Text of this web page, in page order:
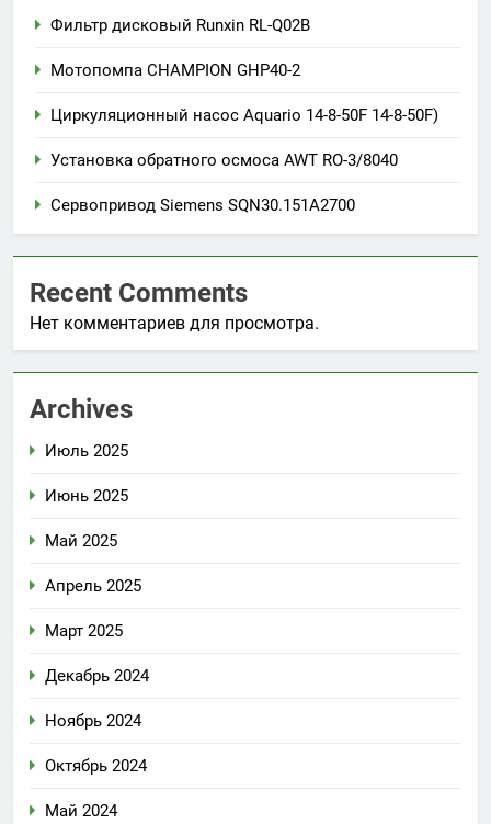
Фильтр дисковый Runxin RL-Q02B
Мотопомпа CHAMPION GHP40-2
Циркуляционный насос Aquario 14-8-50F 14-8-50F)
Установка обратного осмоса AWT RO-3/8040
Сервопривод Siemens SQN30.151A2700
Recent Comments
Нет комментариев для просмотра.
Archives
Июль 2025
Июнь 2025
Май 2025
Апрель 2025
Март 2025
Декабрь 2024
Ноябрь 2024
Октябрь 2024
Май 2024